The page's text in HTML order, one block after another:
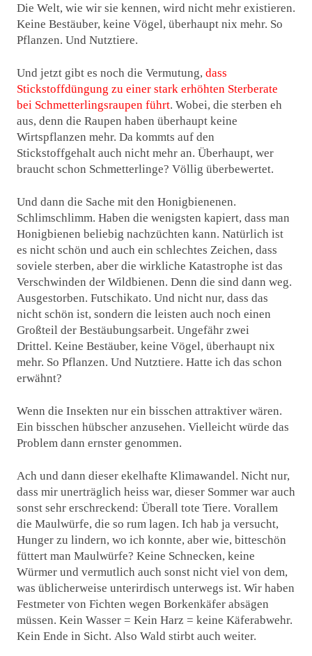
Die Welt, wie wir sie kennen, wird nicht mehr existieren.
Keine Bestäuber, keine Vögel, überhaupt nix mehr. So
Pflanzen. Und Nutztiere.
Und jetzt gibt es noch die Vermutung, dass
Stickstoffdüngung zu einer stark erhöhten Sterberate
bei Schmetterlingsraupen führt. Wobei, die sterben eh
aus, denn die Raupen haben überhaupt keine
Wirtspflanzen mehr. Da kommts auf den
Stickstoffgehalt auch nicht mehr an. Überhaupt, wer
braucht schon Schmetterlinge? Völlig überbewertet.
Und dann die Sache mit den Honigbienenen.
Schlimschlimm. Haben die wenigsten kapiert, dass man
Honigbienen beliebig nachzüchten kann. Natürlich ist
es nicht schön und auch ein schlechtes Zeichen, dass
soviele sterben, aber die wirkliche Katastrophe ist das
Verschwinden der Wildbienen. Denn die sind dann weg.
Ausgestorben. Futschikato. Und nicht nur, dass das
nicht schön ist, sondern die leisten auch noch einen
Großteil der Bestäubungsarbeit. Ungefähr zwei
Drittel. Keine Bestäuber, keine Vögel, überhaupt nix
mehr. So Pflanzen. Und Nutztiere. Hatte ich das schon
erwähnt?
Wenn die Insekten nur ein bisschen attraktiver wären.
Ein bisschen hübscher anzusehen. Vielleicht würde das
Problem dann ernster genommen.
Ach und dann dieser ekelhafte Klimawandel. Nicht nur,
dass mir unerträglich heiss war, dieser Sommer war auch
sonst sehr erschreckend: Überall tote Tiere. Vorallem
die Maulwürfe, die so rum lagen. Ich hab ja versucht,
Hunger zu lindern, wo ich konnte, aber wie, bitteschön
füttert man Maulwürfe? Keine Schnecken, keine
Würmer und vermutlich auch sonst nicht viel von dem,
was üblicherweise unterirdisch unterwegs ist. Wir haben
Festmeter von Fichten wegen Borkenkäfer absägen
müssen. Kein Wasser = Kein Harz = keine Käferabwehr.
Kein Ende in Sicht. Also Wald stirbt auch weiter.